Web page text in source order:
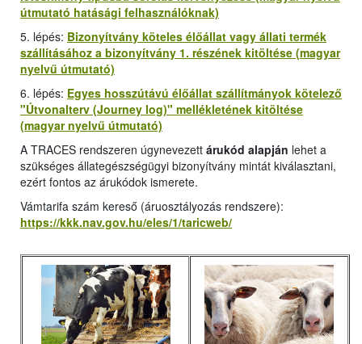
útmutató hatásági felhasználóknak)
5. lépés: Bizonyítvány köteles élőállat vagy állati termék
szállításához a bizonyítvány 1. részének kitöltése (magyar
nyelvű útmutató)
6. lépés: Egyes hosszútávú élőállat szállítmányok kötelező
"Útvonalterv (Journey log)" mellékletének kitöltése
(magyar nyelvű útmutató)
A TRACES rendszeren úgynevezett árukód alapján lehet a
szükséges állategészségügyi bizonyítvány mintát kiválasztani,
ezért fontos az árukódok ismerete.
Vámtarifa szám kereső (áruosztályozás rendszere):
https://kkk.nav.gov.hu/eles/1/taricweb/